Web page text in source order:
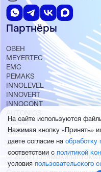
Партнёры
ОВЕН
MEYERTEC
EMC
PEMAKS
INNOLEVEL
INNOVERT
INNOCONT
AUTONICS
FESTO
SMC
© 2026
На сайте используются
Нажимая кнопку «Принять»
даете согласие на обработку
соответствии с политикой
условия пользовательского